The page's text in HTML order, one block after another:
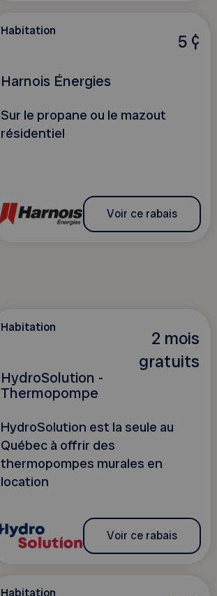
5 ¢
Habitation
Harnois Énergies
Sur le propane ou le mazout
résidentiel
Voir ce rabais
2 mois
gratuits
Habitation
HydroSolution -
Thermopompe
HydroSolution est la seule au
Québec à offrir des
thermopompes murales en
location
Voir ce rabais
Habitation